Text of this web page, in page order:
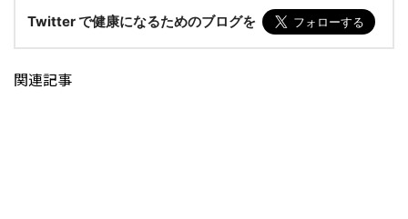
Twitter で健康になるためのブログを
関連記事